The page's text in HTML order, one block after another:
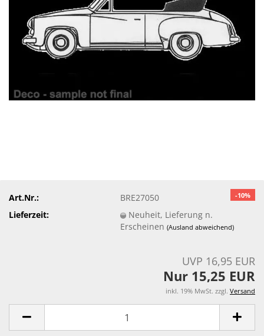
-10%
Art.Nr.:
BRE27050
Lieferzeit:
Neuheit, Lieferung n.
Erscheinen(Ausland abweichend)
UVP 16,95 EUR
Nur 15,25 EUR
inkl. 19% MwSt. zzgl. Versand